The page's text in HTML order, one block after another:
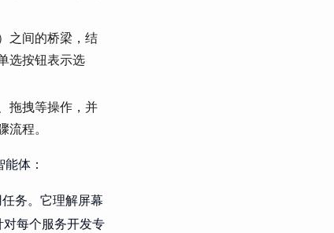
之间的桥梁，结
选按钮表示选
拖拽等操作，并
程。
体：
务。它理解屏幕
每个服务开发专